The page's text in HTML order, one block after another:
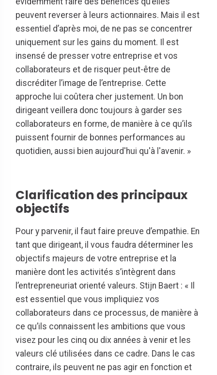
peuvent reverser à leurs actionnaires. Mais il est
essentiel d’après moi, de ne pas se concentrer
uniquement sur les gains du moment. Il est
insensé de presser votre entreprise et vos
collaborateurs et de risquer peut-être de
discréditer l’image de l’entreprise. Cette
approche lui coûtera cher justement. Un bon
dirigeant veillera donc toujours à garder ses
collaborateurs en forme, de manière à ce qu’ils
puissent fournir de bonnes performances au
quotidien, aussi bien aujourd'hui qu'à l'avenir. »
Clarification des principaux
objectifs
Pour y parvenir, il faut faire preuve d’empathie. En
tant que dirigeant, il vous faudra déterminer les
objectifs majeurs de votre entreprise et la
manière dont les activités s’intègrent dans
l’entrepreneuriat orienté valeurs. Stijn Baert : « Il
est essentiel que vous impliquiez vos
collaborateurs dans ce processus, de manière à
ce qu’ils connaissent les ambitions que vous
visez pour les cinq ou dix années à venir et les
valeurs clé utilisées dans ce cadre. Dans le cas
contraire, ils peuvent ne pas agir en fonction et